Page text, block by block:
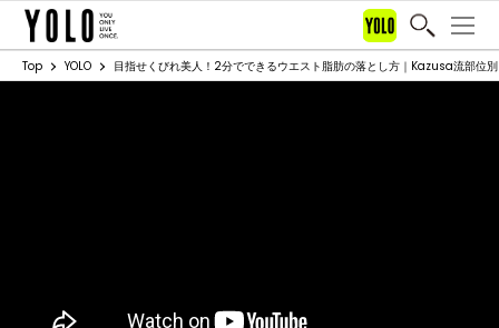
Top YOLO 目指せくびれ美人！2分でできるウエスト脂肪の落とし方｜Kazusa流部位